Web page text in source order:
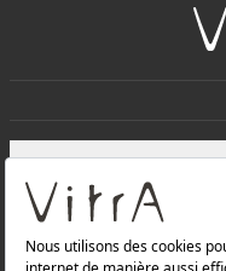
Produits